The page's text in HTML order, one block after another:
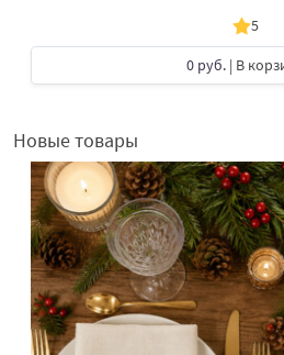
5
0 руб. | В
Новые товары